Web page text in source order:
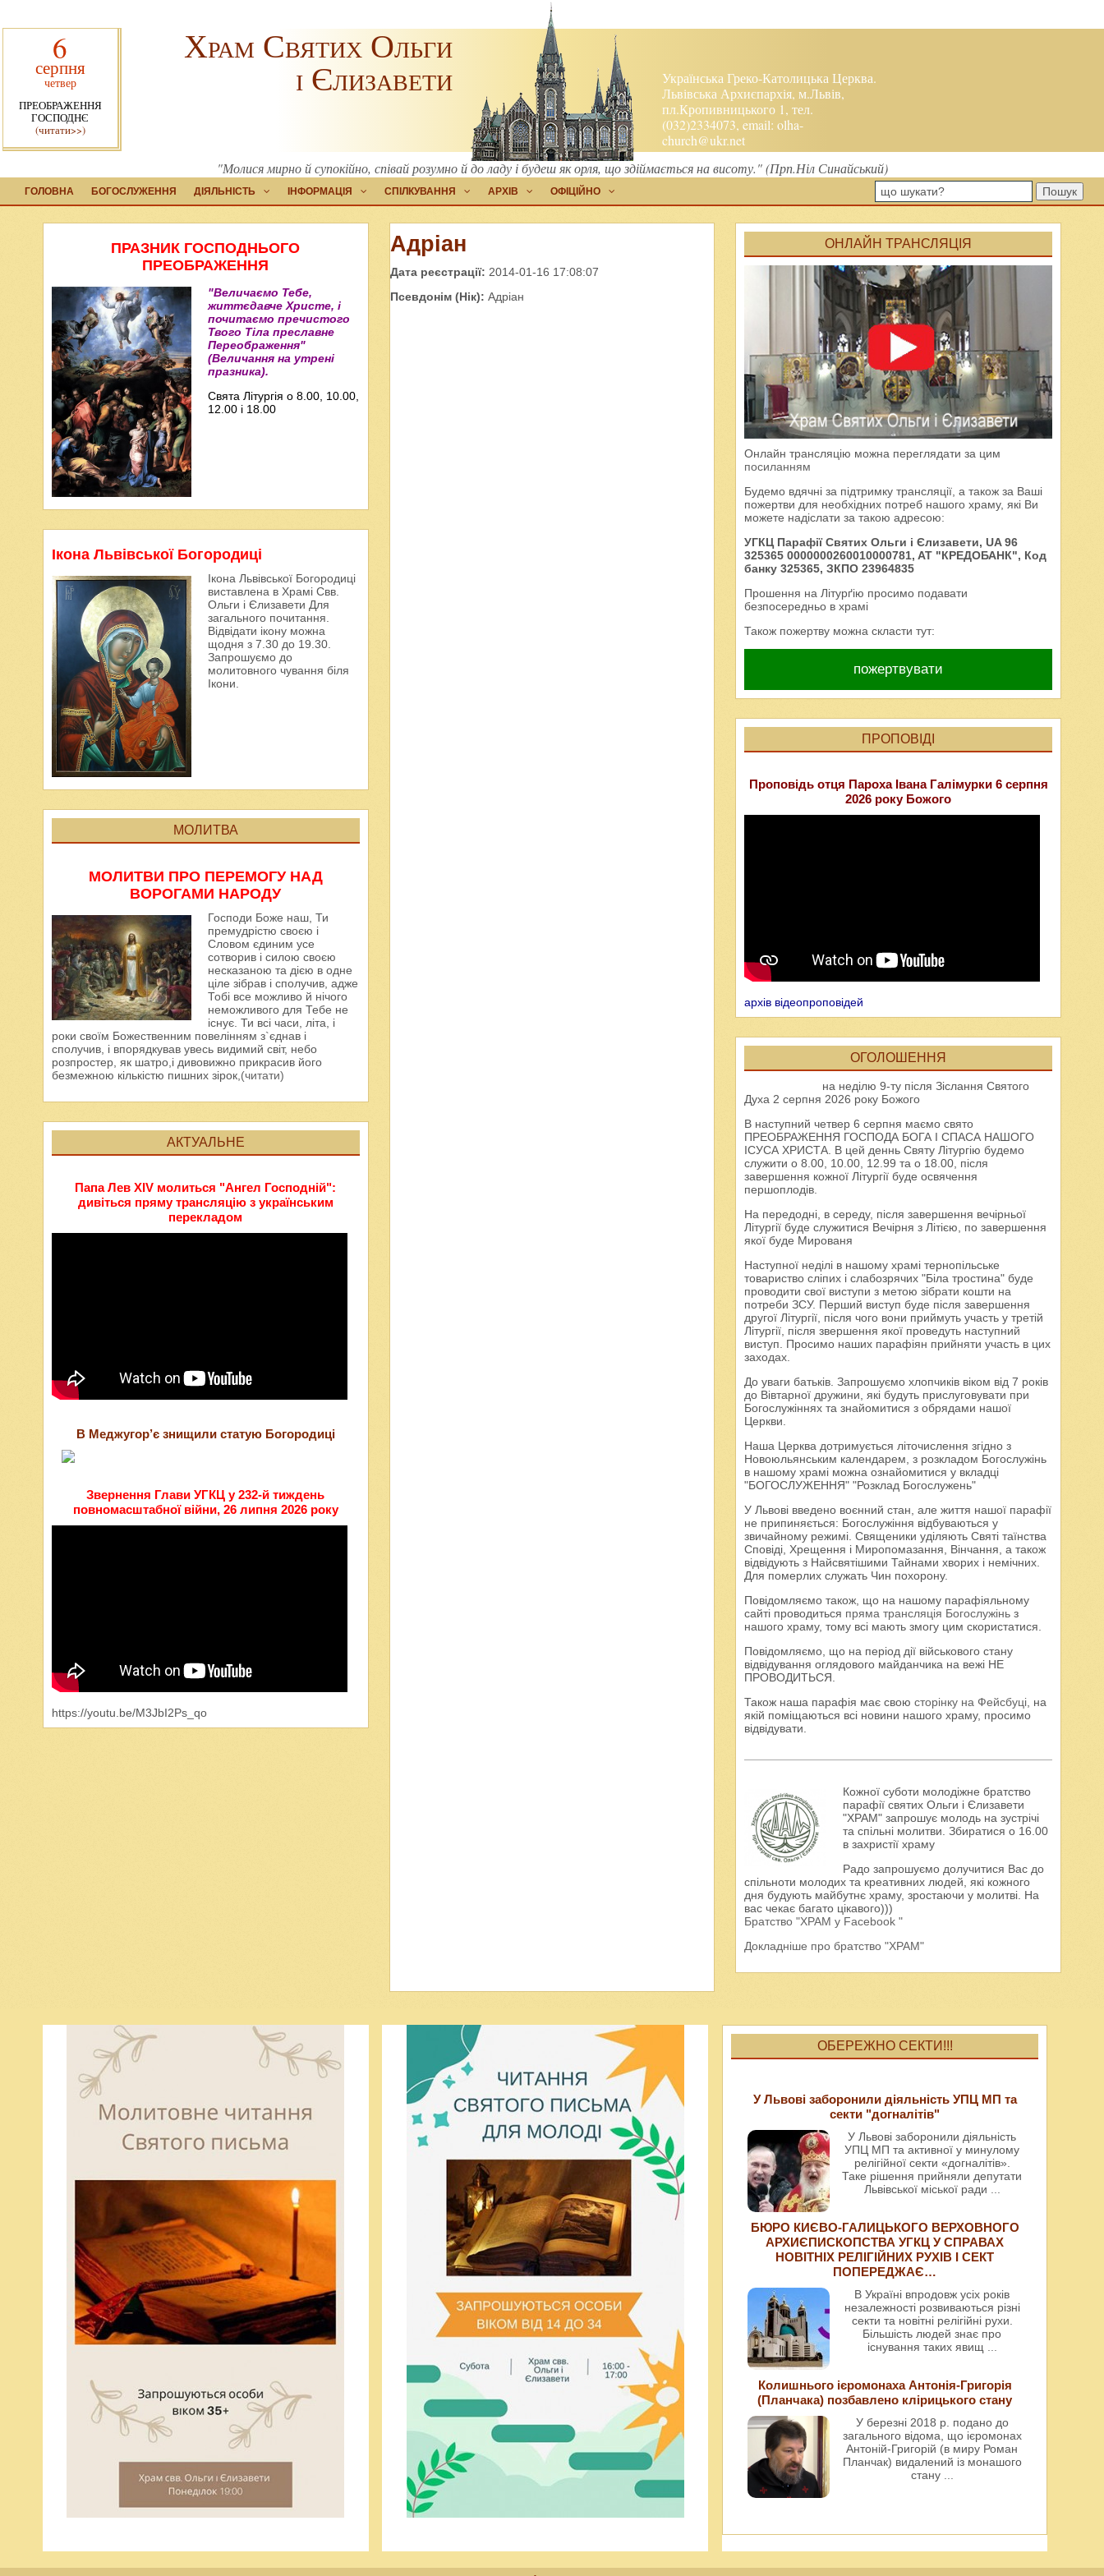
6
серпня
четвер
ПРЕОБРАЖЕННЯ
ГОСПОДНЄ
(читати>>)
Українська Греко-Католицька Церква.
Львівська Архиєпархія, м.Львів,
пл.Кропивницького 1, тел.
(032)2334073, email:olha-
church@ukr.net
Храм Святих Ольги
і Єлизавети
"Молися мирно й супокійно, співай розумно й до ладу і будеш як орля, що здіймається на висоту." (Прп.Ніл Синайський)
ГОЛОВНА БОГОСЛУЖЕННЯ ДІЯЛЬНІСТЬ ІНФОРМАЦІЯ СПІЛКУВАННЯ АРХІВ ОФІЦІЙНО Пошук
ПРАЗНИК ГОСПОДНЬОГО
ПРЕОБРАЖЕННЯ
"Величаємо Тебе,
життєдавче Христе, і
почитаємо пречистого
Твого Тіла преславне
Переображення"
(Величання на утрені
празника).
Свята Літургія о 8.00, 10.00,
12.00 і 18.00
Ікона Львівської Богородиці
Ікона Львівської Богородиці
виставлена в Храмі Свв.
Ольги і Єлизавети Для
загального почитання.
Відвідати ікону можна
щодня з 7.30 до 19.30.
Запрошуємо до
молитовного чування біля
Ікони.
МОЛИТВА
МОЛИТВИ ПРО ПЕРЕМОГУ НАД
ВОРОГАМИ НАРОДУ
Господи Боже наш, Ти
премудрістю своєю і
Словом єдиним усе
сотворив і силою своєю
несказаною та дією в одне
ціле зібрав і сполучив, адже
Тобі все можливо й нічого
неможливого для Тебе не
існує. Ти всі часи, літа, і
роки своїм Божественним повелінням з`єднав і
сполучив, і впорядкував увесь видимий світ, небо
розпростер, як шатро,і дивовижно прикрасив його
безмежною кількістю пишних зірок, (читати)
АКТУАЛЬНЕ
Папа Лев XIV молиться "Ангел Господній":
дивіться пряму трансляцію з українським
перекладом
В Меджугор’є знищили статую Богородиці
Звернення Глави УГКЦ у 232-й тиждень
повномасштабної війни, 26 липня 2026 року
https://youtu.be/M3JbI2Ps_qo
Адріан
Дата реєстрації: 2014-01-16 17:08:07
Псевдонім (Нік): Адріан
ОНЛАЙН ТРАНСЛЯЦІЯ
Онлайн трансляцію можна переглядати за цим
посиланням
Будемо вдячні за підтримку трансляції, а також за Ваші
пожертви для необхідних потреб нашого храму, які Ви
можете надіслати за такою адресою:
УГКЦ Парафії Святих Ольги і Єлизавети, UA 96
325365 0000000260010000781, AT "КРЕДОБАНК", Код
банку 325365, ЗКПО 23964835
Прошення на Літурґію просимо подавати
безпосередньо в храмі
Також пожертву можна скласти тут:
пожертвувати
ПРОПОВІДІ
Проповідь отця Пароха Івана Галімурки 6 серпня
2026 року Божого
архів відеопроповідей
ОГОЛОШЕННЯ
на неділю 9-ту після Зіслання Святого
Духа 2 серпня 2026 року Божого
В наступний четвер 6 серпня маємо свято
ПРЕОБРАЖЕННЯ ГОСПОДА БОГА І СПАСА НАШОГО
ІСУСА ХРИСТА. В цей деннь Святу Літургію будемо
служити о 8.00, 10.00, 12.99 та о 18.00, після
завершення кожної Літургії буде освячення
першоплодів.
На передодні, в середу, після завершення вечірньої
Літургії буде служитися Вечірня з Літією, по завершення
якої буде Мированя
Наступної неділі в нашому храмі тернопільське
товариство сліпих і слабозрячих "Біла тростина" буде
проводити свої виступи з метою зібрати кошти на
потреби ЗСУ. Перший виступ буде після завершення
другої Літургії, після чого вони приймуть участь у третій
Літургії, після звершення якої проведуть наступний
виступ. Просимо наших парафіян прийняти участь в цих
заходах.
До уваги батьків. Запрошуємо хлопчиків віком від 7 років
до Вівтарної дружини, які будуть прислуговувати при
Богослужіннях та знайомитися з обрядами нашої
Церкви.
Наша Церква дотримується літочислення згідно з
Новоюльянським календарем, з розкладом Богослужінь
в нашому храмі можна ознайомитися у вкладці
"БОГОСЛУЖЕННЯ" "Розклад Богослужень"
У Львові введено воєнний стан, але життя нашої парафії
не припиняється: Богослужіння відбуваються у
звичайному режимі. Священики уділяють Святі таїнства
Сповіді, Хрещення і Миропомазання, Вінчання, а також
відвідують з Найсвятішими Тайнами хворих і немічних.
Для померлих служать Чин похорону.
Повідомляємо також, що на нашому парафіяльному
сайті проводиться пряма трансляція Богослужінь з
нашого храму, тому всі мають змогу цим скористатися.
Повідомляємо, що на період дії військового стану
відвідування оглядового майданчика на вежі НЕ
ПРОВОДИТЬСЯ.
Також наша парафія має своюсторінку на Фейсбуці, на
якій поміщаються всі новини нашого храму, просимо
відвідувати.
Кожної суботи молодіжне братство
парафії святих Ольги і Єлизавети
"ХРАМ" запрошує молодь на зустрічі
та спільні молитви. Збиратися о 16.00
в захристії храму
Радо запрошуємо долучитися Вас до
спільноти молодих та креативних людей, які кожного
дня будують майбутнє храму, зростаючи у молитві. На
вас чекає багато цікавого)))
Братство "ХРАМ у Facebook "
Докладніше про братство "ХРАМ"
ОБЕРЕЖНО СЕКТИ!!!
У Львові заборонили діяльність УПЦ МП та
секти "догналітів"
У Львові заборонили діяльність
УПЦ МП та активної у минулому
релігійної секти «догналітів».
Таке рішення прийняли депутати
Львівської міської ради ...
БЮРО КИЄВО-ГАЛИЦЬКОГО ВЕРХОВНОГО
АРХИЄПИСКОПСТВА УГКЦ У СПРАВАХ
НОВІТНІХ РЕЛІГІЙНИХ РУХІВ І СЕКТ
ПОПЕРЕДЖАЄ…
В Україні впродовж усіх років
незалежності розвиваються різні
секти та новітні релігійні рухи.
Більшість людей знає про
існування таких явищ ...
Колишнього ієромонаха Антонія-Григорія
(Планчака) позбавлено клірицького стану
У березні 2018 р. подано до
загального відома, що ієромонах
Антоній-Григорій (в миру Роман
Планчак) видалений із монашого
стану ...